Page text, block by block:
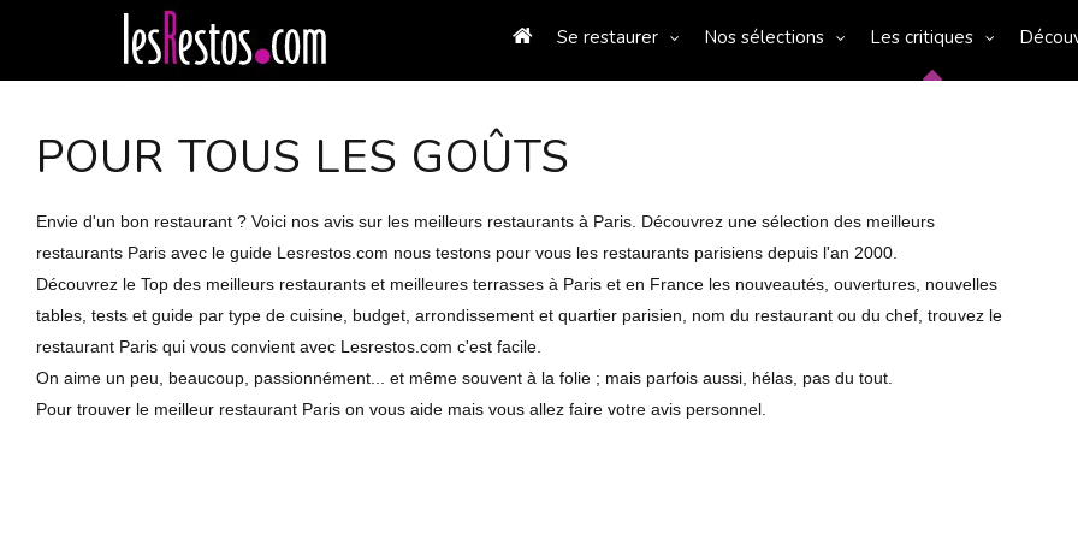
Se restaurer Nos sélections Les critiques
POUR TOUS LES GOÛTS
Envie d'un bon restaurant ? Voici nos avis sur les meilleurs restaurants à Paris. Découvrez une sélection des meilleurs
restaurants Paris avec le guide Lesrestos.com nous testons pour vous les restaurants parisiens depuis l'an 2000.
Découvrez le Top des meilleurs restaurants et meilleures terrasses à Paris et en France les nouveautés, ouvertures, nouvelles
tables, tests et guide par type de cuisine, budget, arrondissement et quartier parisien, nom du restaurant ou du chef, trouvez le
restaurant Paris qui vous convient avec Lesrestos.com c'est facile.
On aime un peu, beaucoup, passionnément... et même souvent à la folie ; mais parfois aussi, hélas, pas du tout.
Pour trouver le meilleur restaurant Paris on vous aide mais vous allez faire votre avis personnel.